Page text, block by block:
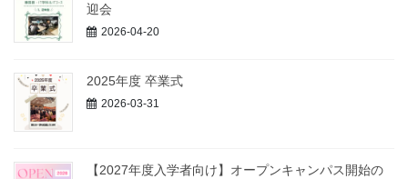
迎会
2026-04-20
2025年度 卒業式
2026-03-31
【2027年度入学者向け】オープンキャンパス開始の